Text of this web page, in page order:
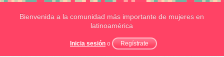
Bienvenida a la comunidad más importante de mujeres en
latinoamérica
Inicia sesión o Regístrate